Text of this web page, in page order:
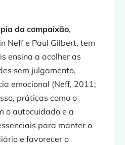
da compaixão,
Neff e Paul Gilbert, tem
ensina a acolher as
sem julgamento,
emocional (Neff, 2011;
práticas como o
o autocuidado e a
para manter o
e favorecer o